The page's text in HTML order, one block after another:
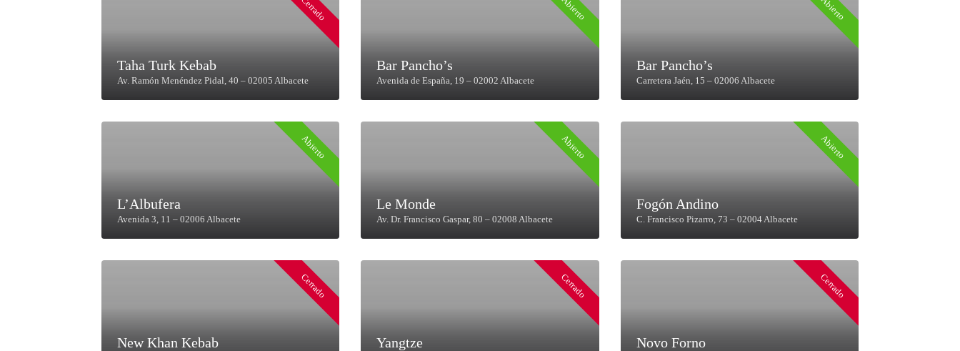
Cerrado
Taha Turk Kebab
Av. Ramón Menéndez Pidal, 40 – 02005 Albacete
Abierto
Bar Pancho’s
Avenida de España, 19 – 02002 Albacete
Abierto
Bar Pancho’s
Carretera Jaén, 15 – 02006 Albacete
Abierto
L’Albufera
Avenida 3, 11 – 02006 Albacete
Abierto
Le Monde
Av. Dr. Francisco Gaspar, 80 – 02008 Albacete
Abierto
Fogón Andino
C. Francisco Pizarro, 73 – 02004 Albacete
Cerrado
New Khan Kebab
Cerrado
Yangtze
Cerrado
Novo Forno